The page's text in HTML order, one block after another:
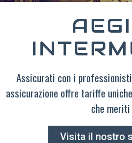
Assicurati con i
assicurazione offre tariffe
che meriti
Visita il nostro